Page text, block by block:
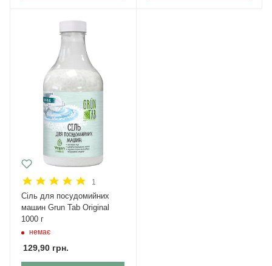
1
Сіль для посудомийних
машин Grun Tab Original
1000 г
немає
129,90 грн.